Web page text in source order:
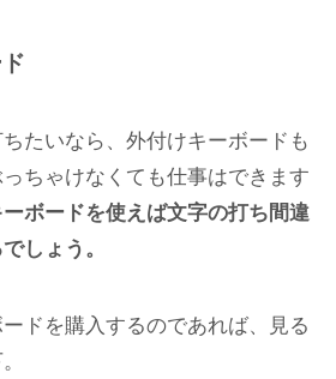
たいなら、外付けキーボードも
ちゃけなくても仕事はできます
ボードを使えば文字の打ち間違
しょう。
ドを購入するのであれば、見る